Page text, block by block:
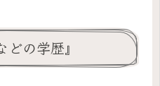
の学歴』